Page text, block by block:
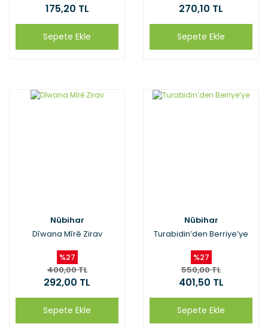
175,20 TL
Sepete Ekle
270,10 TL
Sepete Ekle
Nûbihar
Dîwana Mîrê Zirav
%27
400,00 TL
292,00 TL
Sepete Ekle
Nûbihar
Turabidin’den Berriye’ye
%27
550,00 TL
401,50 TL
Sepete Ekle